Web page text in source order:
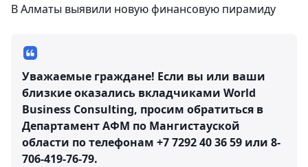
В Алматы выявили новую финансовую пирамиду
Уважаемые граждане! Если вы или ваши
близкие оказались вкладчиками World
Business Consulting, просим обратиться в
Департамент АФМ по Мангистауской
области по телефонам +7 7292 40 36 59 или 8-
706-419-76-79.